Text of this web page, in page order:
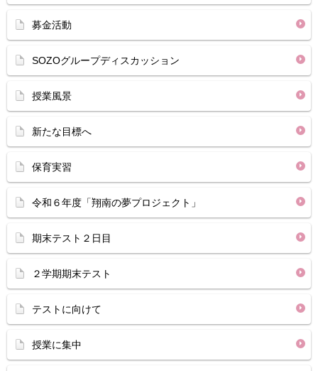
募金活動
SOZOグループディスカッション
授業風景
新たな目標へ
保育実習
令和６年度「翔南の夢プロジェクト」
期末テスト２日目
２学期期末テスト
テストに向けて
授業に集中